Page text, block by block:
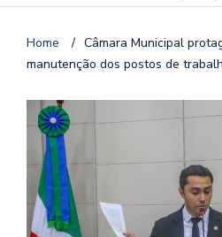
Home / Câmara Municipal
manutenção dos postos de